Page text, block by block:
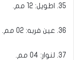
35. اطويل: 12 مم.
36. عين فربه: 02 مم.
37. لنوار: 04 مم.